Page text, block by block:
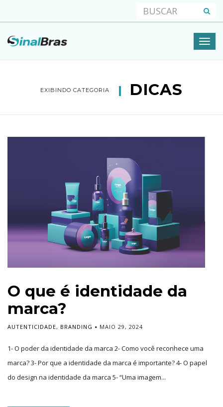
EXIBINDO CATEGORIA DICAS
O que é identidade da
marca?
AUTENTICIDADE, BRANDING MAIO 29, 2024
1- O poder da identidade da marca 2- Como você reconhece uma
marca? 3- Por que a identidade da marca é importante? 4- O papel
do design na identidade da marca 5- “Uma imagem...